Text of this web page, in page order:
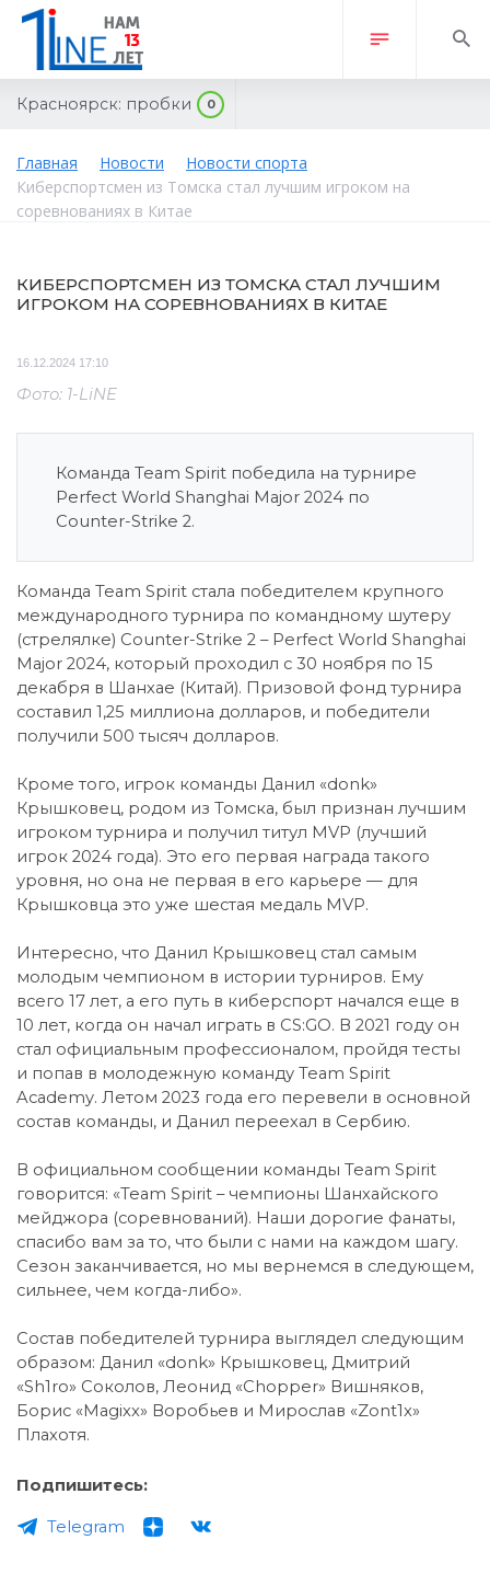
Красноярск: пробки 0
Главная Новости
Новости спорта
Киберспортсмен из Томска стал лучшим игроком на
соревнованиях в Китае
КИБЕРСПОРТСМЕН ИЗ ТОМСКА СТАЛ ЛУЧШИМ
ИГРОКОМ НА СОРЕВНОВАНИЯХ В КИТАЕ
16.12.2024 17:10
Фото: 1-LiNE
Команда Team Spirit победила на турнире
Perfect World Shanghai Major 2024 по
Counter-Strike 2.
Команда Team Spirit стала победителем крупного
международного турнира по командному шутеру
(стрелялке) Counter-Strike 2 – Perfect World Shanghai
Major 2024, который проходил с 30 ноября по 15
декабря в Шанхае (Китай). Призовой фонд турнира
составил 1,25 миллиона долларов, и победители
получили 500 тысяч долларов.
Кроме того, игрок команды Данил «donk»
Крышковец, родом из Томска, был признан лучшим
игроком турнира и получил титул MVP (лучший
игрок 2024 года). Это его первая награда такого
уровня, но она не первая в его карьере — для
Крышковца это уже шестая медаль MVP.
Интересно, что Данил Крышковец стал самым
молодым чемпионом в истории турниров. Ему
всего 17 лет, а его путь в киберспорт начался еще в
10 лет, когда он начал играть в CS:GO. В 2021 году он
стал официальным профессионалом, пройдя тесты
и попав в молодежную команду Team Spirit
Academy. Летом 2023 года его перевели в основной
состав команды, и Данил переехал в Сербию.
В официальном сообщении команды Team Spirit
говорится: «Team Spirit – чемпионы Шанхайского
мейджора (соревнований). Наши дорогие фанаты,
спасибо вам за то, что были с нами на каждом шагу.
Сезон заканчивается, но мы вернемся в следующем,
сильнее, чем когда-либо».
Состав победителей турнира выглядел следующим
образом: Данил «donk» Крышковец, Дмитрий
«Sh1ro» Соколов, Леонид «Chopper» Вишняков,
Борис «Magixx» Воробьев и Мирослав «Zont1x»
Плахотя.
Подпишитесь:
Telegram